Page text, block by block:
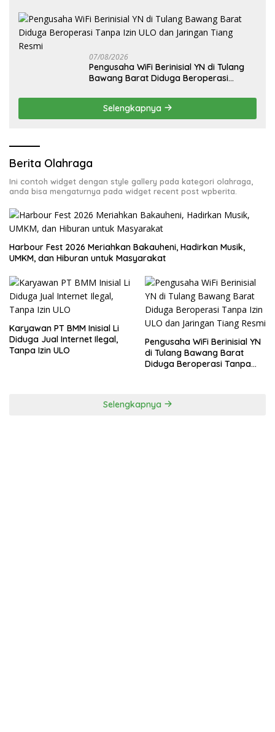
07/08/2026
Pengusaha WiFi Berinisial YN di Tulang
Bawang Barat Diduga Beroperasi
Resmi
Selengkapnya
Berita Olahraga
Ini contoh widget dengan style gallery pada kategori olahraga,
anda bisa mengaturnya pada widget recent post wpberita.
Harbour Fest 2026 Meriahkan Bakauheni, Hadirkan Musik,
UMKM, dan Hiburan untuk Masyarakat
Karyawan PT BMM Inisial Li
Diduga Jual Internet Ilegal,
Tanpa Izin ULO
Pengusaha WiFi Berinisial YN
di Tulang Bawang Barat
Diduga Beroperasi Tanpa
Selengkapnya